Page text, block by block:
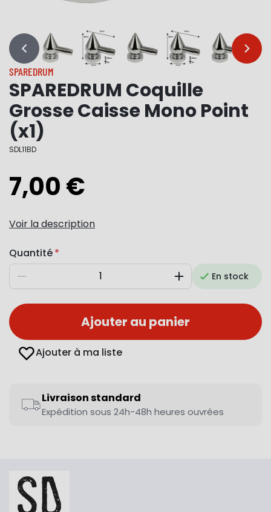
… …
SPAREDRUM
SPAREDRUM Coquille
Grosse Caisse Mono Point
(x1)
SDL11BD
7,00 €
Voir la description
Quantité
Diminuer AugmenterEn stock
Ajouter au panier
Ajouter à ma liste
Livraison standard
Expédition sous 24h-48h heures ouvrées